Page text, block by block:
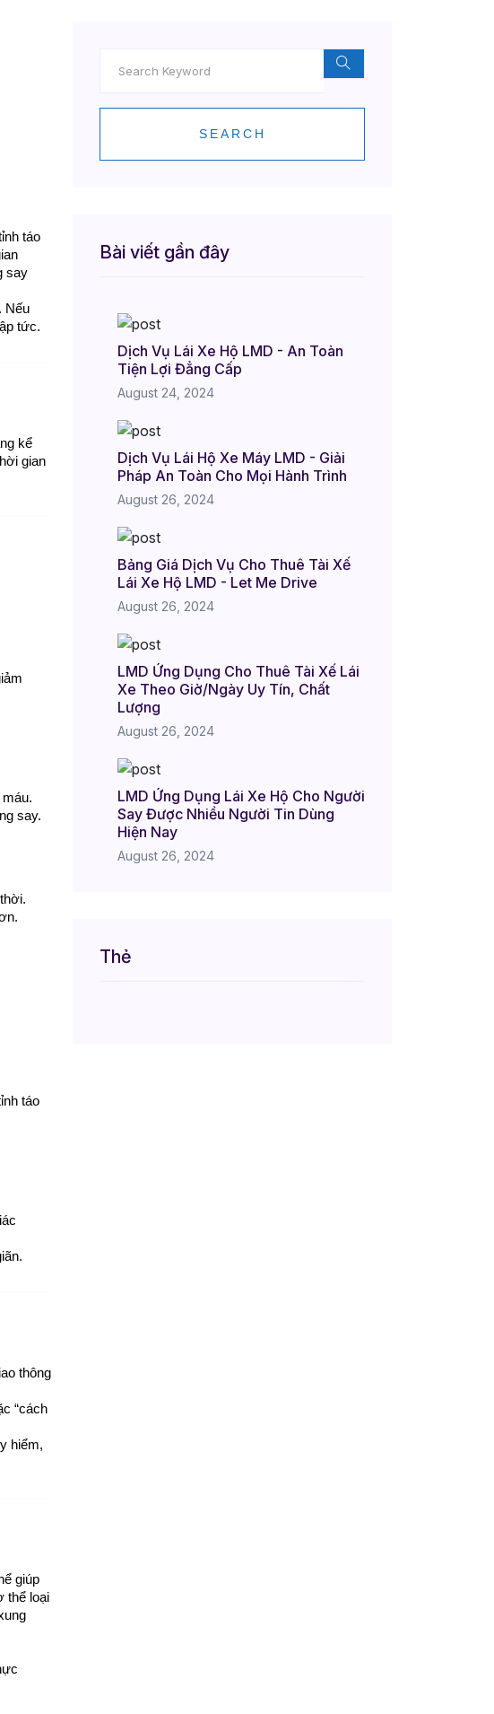
Say Rượu
táo
say
Nếu
tức.
kể
gian
say.
táo
thông
“cách
hiểm,
giúp
thể loại
SEARCH
Bài viết gần đây
Dịch Vụ Lái Xe Hộ LMD - An Toàn
Tiện Lợi Đẳng Cấp
August 24, 2024
Dịch Vụ Lái Hộ Xe Máy LMD - Giải
Pháp An Toàn Cho Mọi Hành Trình
August 26, 2024
Bảng Giá Dịch Vụ Cho Thuê Tài Xế
Lái Xe Hộ LMD - Let Me Drive
August 26, 2024
LMD Ứng Dụng Cho Thuê Tài Xế Lái
Xe Theo Giờ/Ngày Uy Tín, Chất
Lượng
August 26, 2024
LMD Ứng Dụng Lái Xe Hộ Cho Người
Say Được Nhiều Người Tin Dùng
Hiện Nay
August 26, 2024
Thẻ